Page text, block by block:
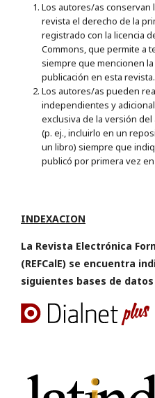
Los autores/as conservan
revista el derecho de la
registrado con la licencia
Commons, que permite a
siempre que mencionen
publicación en esta revista.
Los autores/as pueden
independientes y
exclusiva de la versión
(p. ej., incluirlo en un
un libro) siempre que
publicó por primera vez
INDEXACION
La Revista Electrónica
(REFCalE) se encuentra
siguientes bases de